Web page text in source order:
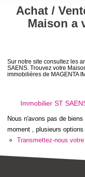
Sélectionnez...
Type de bien
Créer une
Achat /
Maison a
Sur notre site consultez les
SAENS. Trouvez votre
immobilières de MAGENTA
Immobilier ST
Nous n'avons pas de
moment , plusieurs
Transmettez-nous